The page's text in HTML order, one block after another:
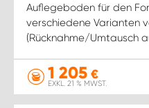
Auflegeboden für den
verschiedene Varianten
(Rücknahme/Umtausch
1 205 €
EXKL. 21 % MWST.